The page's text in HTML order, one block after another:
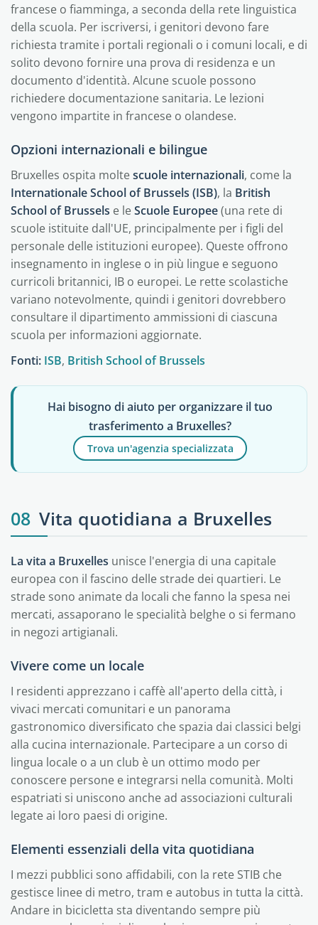
francese o fiamminga, a seconda della rete linguistica
della scuola. Per iscriversi, i genitori devono fare
richiesta tramite i portali regionali o i comuni locali, e di
solito devono fornire una prova di residenza e un
documento d'identità. Alcune scuole possono
richiedere documentazione sanitaria. Le lezioni
vengono impartite in francese o olandese.
Opzioni internazionali e bilingue
Bruxelles ospita moltescuole internazionali, come la
Internationale School of Brussels (ISB), la British
School of Brussels e leScuole Europee(una rete di
scuole istituite dall'UE, principalmente per i figli del
personale delle istituzioni europee). Queste offrono
insegnamento in inglese o in più lingue e seguono
curricoli britannici, IB o europei. Le rette scolastiche
variano notevolmente, quindi i genitori dovrebbero
consultare il dipartimento ammissioni di ciascuna
scuola per informazioni aggiornate.
Fonti: ISB, British School of Brussels
Hai bisogno di aiuto per organizzare il tuo
trasferimento a Bruxelles?
Trova un'agenzia specializzata
08 Vita quotidiana a Bruxelles
La vita a Bruxelles unisce l'energia di una capitale
europea con il fascino delle strade dei quartieri. Le
strade sono animate da locali che fanno la spesa nei
mercati, assaporano le specialità belghe o si fermano
in negozi artigianali.
Vivere come un locale
I residenti apprezzano i caffè all'aperto della città, i
vivaci mercati comunitari e un panorama
gastronomico diversificato che spazia dai classici belgi
alla cucina internazionale. Partecipare a un corso di
lingua locale o a un club è un ottimo modo per
conoscere persone e integrarsi nella comunità. Molti
espatriati si uniscono anche ad associazioni culturali
legate ai loro paesi di origine.
Elementi essenziali della vita quotidiana
I mezzi pubblici sono affidabili, con la rete STIB che
gestisce linee di metro, tram e autobus in tutta la città.
Andare in bicicletta sta diventando sempre più